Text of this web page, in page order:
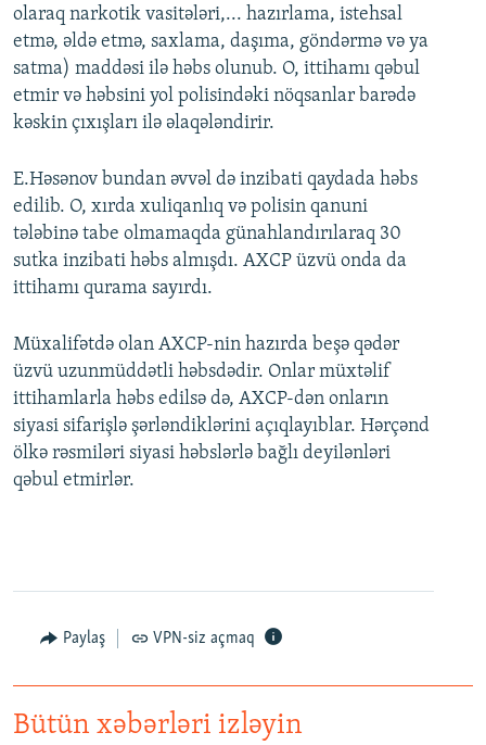
olaraq narkotik vasitələri,... hazırlama, istehsal
etmə, əldə etmə, saxlama, daşıma, göndərmə və ya
satma) maddəsi ilə həbs olunub. O, ittihamı qəbul
etmir və həbsini yol polisindəki nöqsanlar barədə
kəskin çıxışları ilə əlaqələndirir.
E.Həsənov bundan əvvəl də inzibati qaydada həbs
edilib. O, xırda xuliqanlıq və polisin qanuni
tələbinə tabe olmamaqda günahlandırılaraq 30
sutka inzibati həbs almışdı. AXCP üzvü onda da
ittihamı qurama sayırdı.
Müxalifətdə olan AXCP-nin hazırda beşə qədər
üzvü uzunmüddətli həbsdədir. Onlar müxtəlif
ittihamlarla həbs edilsə də, AXCP-dən onların
siyasi sifarişlə şərləndiklərini açıqlayıblar. Hərçənd
ölkə rəsmiləri siyasi həbslərlə bağlı deyilənləri
qəbul etmirlər.
Paylaş VPN-siz açmaq
Bütün xəbərləri izləyin